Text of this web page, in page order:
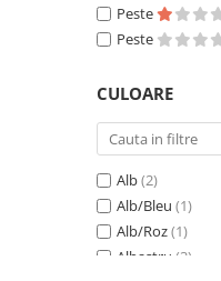
Peste
Peste
CULOARE
Alb(2)
Alb/Bleu (1)
Alb/Roz(1)
Albastru (3)